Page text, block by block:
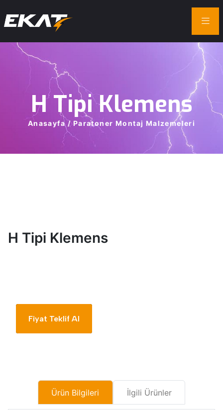
H Tipi Klemens
Anasayfa / Paratoner Montaj Malzemeleri
H Tipi Klemens
Fiyat Teklif Al
Ürün Bilgileri İlgili Ürünler